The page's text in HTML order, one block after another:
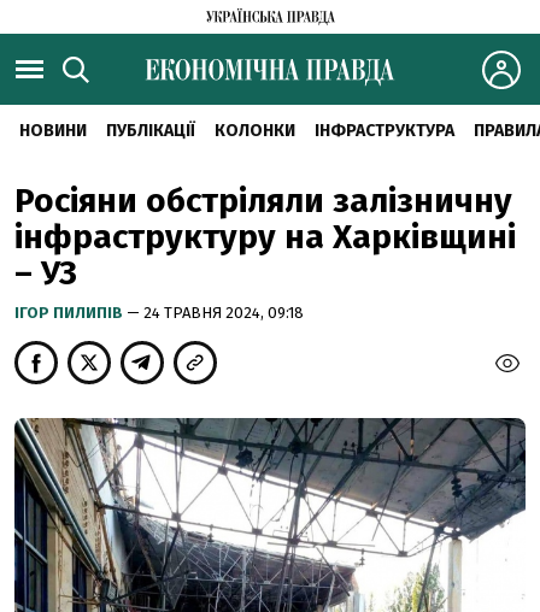
НОВИНИ ПУБЛІКАЦІЇ КОЛОНКИ ІНФРАСТРУКТУРА
Росіяни обстріляли залізничну
інфраструктуру на Харківщині
– УЗ
ІГОР ПИЛИПІВ — 24 ТРАВНЯ 2024, 09:18